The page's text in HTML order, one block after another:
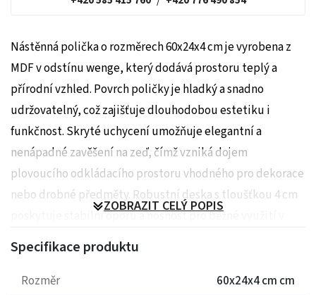
Nástěnná polička o rozměrech 60x24x4 cm je vyrobena z
MDF v odstínu wenge, který dodává prostoru teplý a
přírodní vzhled. Povrch poličky je hladký a snadno
udržovatelný, což zajišťuje dlouhodobou estetiku i
funkčnost. Skryté uchycení umožňuje elegantní a
nenápadné zavěšení na zeď, čímž vzniká dojem
plovoucího odkládacího prostoru vhodného pro dekorace
nebo drobné předměty. Robustní deska s tloušťkou 4 cm
poskytuje stabilní oporu a nosnost pro běžné využití v
klasické interiéry, kde oceníte kombinaci jednoduchosti
a praktičnosti.
ZOBRAZIT CELÝ POPIS
Specifikace produktu
Rozměr
60x24x4 cm cm